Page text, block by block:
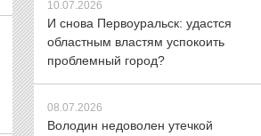
10.07.2026
И снова Первоуральск: удастся
областным властям успокоить
проблемный город?
08.07.2026
Володин недоволен утечкой